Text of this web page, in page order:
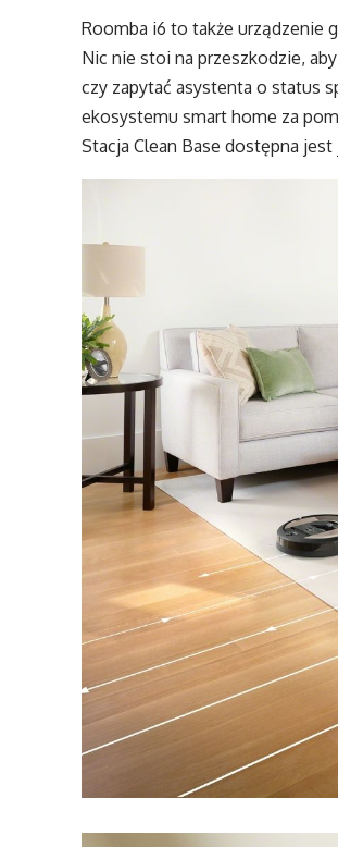
Roomba i6 to także urządzenie
Nic nie stoi na przeszkodzie,
czy zapytać asystenta o status
ekosystemu smart home za
Stacja Clean Base dostępna